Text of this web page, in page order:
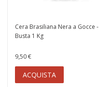
Cera Brasiliana Nera a Gocce -
Busta 1 Kg
9,50 €
ACQUISTA